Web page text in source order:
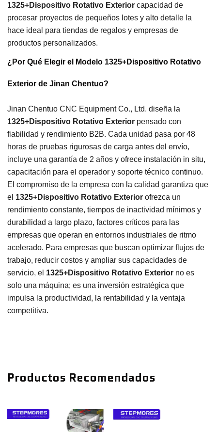
1325+Dispositivo Rotativo Exterior capacidad de
procesar proyectos de pequeños lotes y alto detalle la
hace ideal para tiendas de regalos y empresas de
productos personalizados.
¿Por Qué Elegir el Modelo 1325+Dispositivo Rotativo
Exterior de Jinan Chentuo?
Jinan Chentuo CNC Equipment Co., Ltd. diseña la
1325+Dispositivo Rotativo Exterior pensado con
fiabilidad y rendimiento B2B. Cada unidad pasa por 48
horas de pruebas rigurosas de carga antes del envío,
incluye una garantía de 2 años y ofrece instalación in situ,
capacitación para el operador y soporte técnico continuo.
El compromiso de la empresa con la calidad garantiza que
el 1325+Dispositivo Rotativo Exterior ofrezca un
rendimiento constante, tiempos de inactividad mínimos y
durabilidad a largo plazo, factores críticos para las
empresas que operan en entornos industriales de ritmo
acelerado. Para empresas que buscan optimizar flujos de
trabajo, reducir costos y ampliar sus capacidades de
servicio, el 1325+Dispositivo Rotativo Exterior no es
solo una máquina; es una inversión estratégica que
impulsa la productividad, la rentabilidad y la ventaja
competitiva.
Productos Recomendados